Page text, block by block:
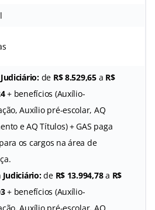
de R$ 8.529,65a R$
+ benefícios (Auxílio-
Auxílio pré-escolar, AQ
e AQ Títulos) + GAS paga
os cargos na área de
Judiciário:de R$ 13.994,78a R$
+ benefícios (Auxílio-
Auxílio pré-escolar, AQ